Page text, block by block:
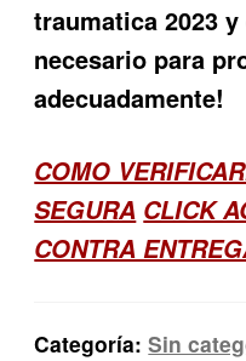
traumatica 2023
necesario para
adecuadamente!
COMO
SEGURA CLICK
CONTRA
Categoría:Sin